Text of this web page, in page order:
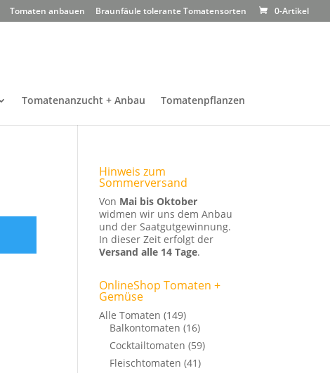
Tomaten anbauen Braunfäule tolerante Tomatensorten 0-Artikel
Tomatenanzucht + Anbau Tomatenpflanzen
Hinweis zum
Sommerversand
Von Mai bis Oktober
widmen wir uns dem Anbau
und der Saatgutgewinnung.
In dieser Zeit erfolgt der
Versand alle 14 Tage.
OnlineShop Tomaten +
Gemüse
Alle Tomaten (149)
Balkontomaten (16)
Cocktailtomaten (59)
Fleischtomaten (41)